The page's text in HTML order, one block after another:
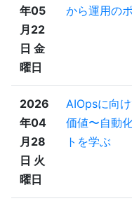
年05
月22
日 金
曜日
から運用の
2026
年04
月28
日 火
曜日
AIOpsに向
価値〜自動
トを学ぶ